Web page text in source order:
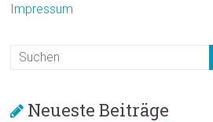
Impressum
Neueste Beiträge